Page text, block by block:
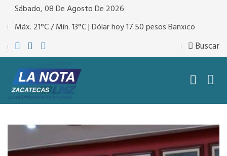
Sábado, 08 De Agosto De 2026
Máx. 21°C / Mín. 13°C | Dólar hoy 17.50 pesos Banxico
Buscar